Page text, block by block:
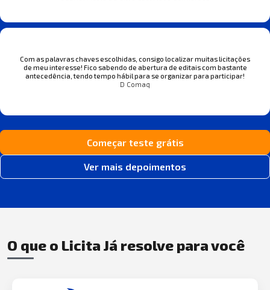
Com as palavras chaves escolhidas, consigo localizar muitas licitações
de meu interesse! Fico sabendo de abertura de editais com bastante
antecedência, tendo tempo hábil para se organizar para participar!
D Comaq
Começar teste grátis
Ver mais depoimentos
O que o Licita Já resolve para você